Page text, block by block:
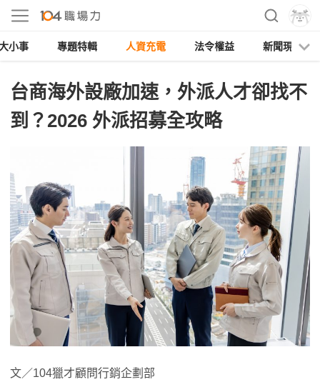
小事 專題特輯 人資充電 法令權益 新聞現場
台商海外設廠加速，外派人才卻找不
到？2026 外派招募全攻略
文／104獵才顧問行銷企劃部